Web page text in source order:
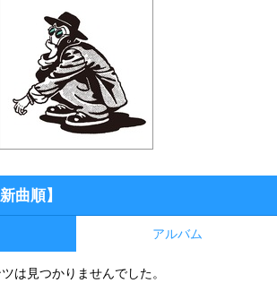
曲順】
アルバム
は見つかりませんでした。